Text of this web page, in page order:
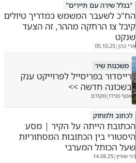
"בגלל שירה עם תיירים"
הח"כ לשעבר המשמש כמדריך טיולים
קיבל צו הרחקה מההר, זה הצעד
שנקט
ארי כהן|
05.10.25
משכנות שיר
רייסדור בפריסייל לפרוייקט ענק
בשכונה חדשה >>
אסף מגידו|מקודם
לכתוב ולמחוק
הכתובת הייתה על הקיר | מסע
היסטורי בין הכתובות המסתוריות
שעל הכותל המערבי
דני שפיץ|
14.08.25